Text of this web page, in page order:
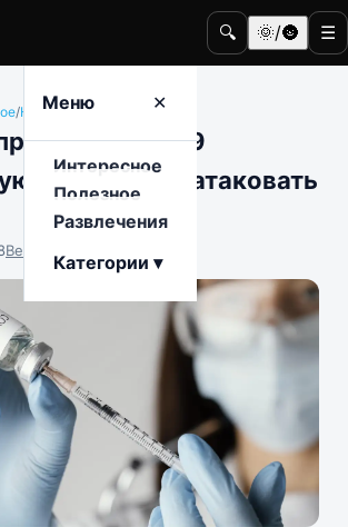
🔍 🌞/🌚 ☰
Меню ✕
Интересное
Полезное
Развлечения
Категории ▾
/Наука и техника
COVID-19
иммунитет атаковать
Вениамин Ветролесов